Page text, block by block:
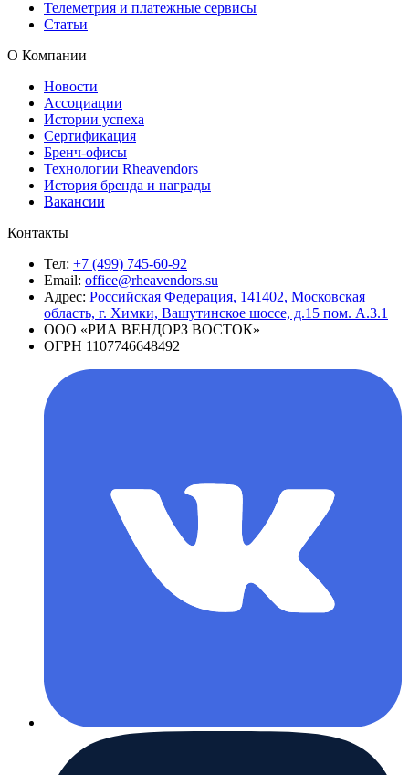
Телеметрия и платежные сервисы
Статьи
О Компании
Новости
Ассоциации
Истории успеха
Сертификация
Бренч-офисы
Технологии Rheavendors
История бренда и награды
Вакансии
Контакты
Тел: +7 (499) 745-60-92
Email: office@rheavendors.su
Адрес: Российская Федерация, 141402, Московская
область, г. Химки, Вашутинское шоссе, д.15 пом. А.3.1
ООО «РИА ВЕНДОРЗ ВОСТОК»
ОГРН 1107746648492